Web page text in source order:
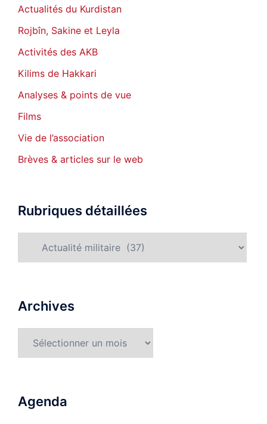
Actualités du Kurdistan
Rojbîn, Sakine et Leyla
Activités des AKB
Kilims de Hakkari
Analyses & points de vue
Films
Vie de l’association
Brèves & articles sur le web
Rubriques détaillées
détaillées
Archives
Agenda